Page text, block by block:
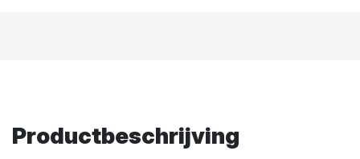
Productbeschrijving